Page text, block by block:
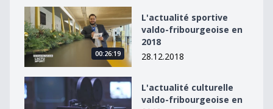
L&#039;actualité sportive valdo-fribourgeoise en 2018
00:26:19
L'actualité sportive
valdo-fribourgeoise en
2018
28.12.2018
L&#039;actualité culturelle valdo-fribourgeoise en
L'actualité culturelle
valdo-fribourgeoise en